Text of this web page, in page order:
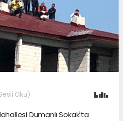
Oku)
Dumanlı Sokak'ta